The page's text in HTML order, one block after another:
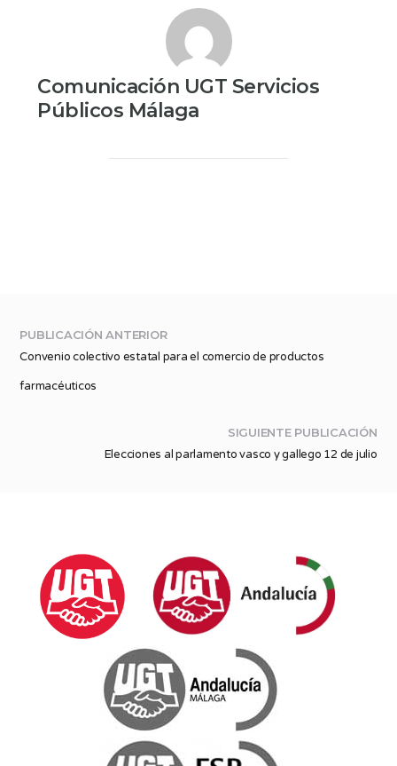
Comunicación UGT Servicios
Públicos Málaga
PUBLICACIÓN ANTERIOR
Convenio colectivo estatal para el comercio de productos
farmacéuticos
SIGUIENTE PUBLICACIÓN
Elecciones al parlamento vasco y gallego 12 de julio